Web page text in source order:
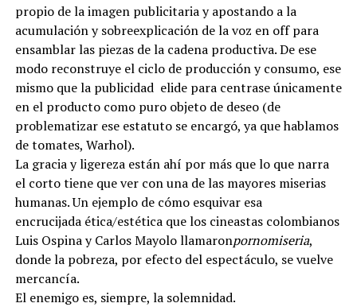
propio de la imagen publicitaria y apostando a la
acumulación y sobreexplicación de la voz en off para
ensamblar las piezas de la cadena productiva. De ese
modo reconstruye el ciclo de producción y consumo, ese
mismo que la publicidad elide para centrase únicamente
en el producto como puro objeto de deseo (de
problematizar ese estatuto se encargó, ya que hablamos
de tomates, Warhol).
La gracia y ligereza están ahí por más que lo que narra
el corto tiene que ver con una de las mayores miserias
humanas. Un ejemplo de cómo esquivar esa
encrucijada ética/estética que los cineastas colombianos
Luis Ospina y Carlos Mayolo llamaronpornomiseria,
donde la pobreza, por efecto del espectáculo, se vuelve
mercancía.
El enemigo es, siempre, la solemnidad.